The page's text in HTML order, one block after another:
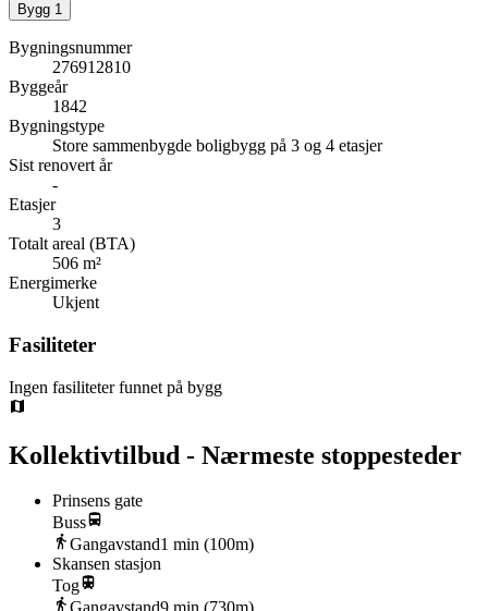
Bygg 1
Bygningsnummer
276912810
Byggeår
1842
Bygningstype
Store sammenbygde boligbygg på 3 og 4 etasjer
Sist renovert år
-
Etasjer
3
Totalt areal (BTA)
506 m²
Energimerke
Ukjent
Fasiliteter
Ingen fasiliteter funnet på bygg
Kollektivtilbud - Nærmeste stoppesteder
Prinsens gate
Buss
Gangavstand1 min (100m)
Skansen stasjon
Tog